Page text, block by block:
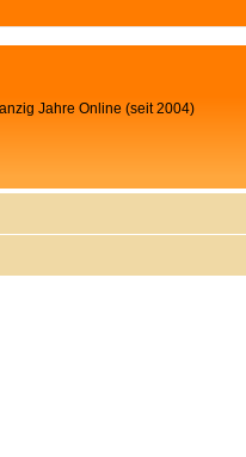
Jahre Online (seit 2004)